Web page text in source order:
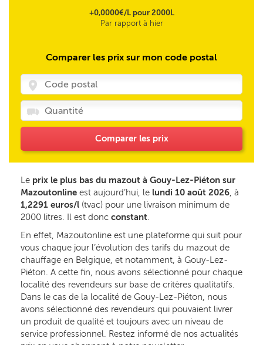
+0,0000€/L pour 2000L
Par rapport à hier
Comparer les prix sur mon code postal
Comparer les prix
Le prix le plus bas du mazout à Gouy-Lez-Piéton sur
Mazoutonline est aujourd’hui, le lundi 10 août 2026, à
1,2291 euros/l (tvac) pour une livraison minimum de
2000 litres. Il est donc constant.
En effet, Mazoutonline est une plateforme qui suit pour
vous chaque jour l’évolution des tarifs du mazout de
chauffage en Belgique, et notamment, à Gouy-Lez-
Piéton. A cette fin, nous avons sélectionné pour chaque
localité des revendeurs sur base de critères qualitatifs.
Dans le cas de la localité de Gouy-Lez-Piéton, nous
avons sélectionné des revendeurs qui pouvaient livrer
un produit de qualité et toujours avec un niveau de
service professionnel. Restez informé de nos actualités